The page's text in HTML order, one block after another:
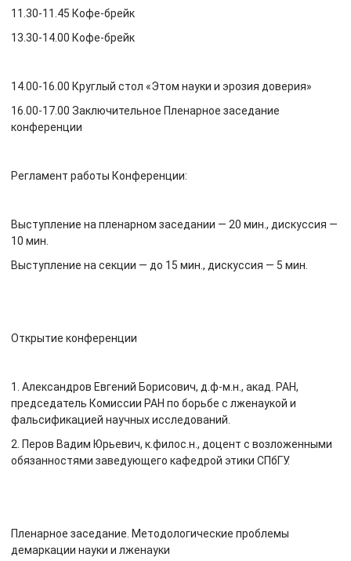
11.30-11.45 Кофе-брейк
13.30-14.00 Кофе-брейк
14.00-16.00 Круглый стол «Этом науки и эрозия доверия»
16.00-17.00 Заключительное Пленарное заседание
конференции
Регламент работы Конференции:
Выступление на пленарном заседании — 20 мин., дискуссия —
10 мин.
Выступление на секции — до 15 мин., дискуссия — 5 мин.
Открытие конференции
1. Александров Евгений Борисович, д.ф-м.н., акад. РАН,
председатель Комиссии РАН по борьбе с лженаукой и
фальсификацией научных исследований.
2. Перов Вадим Юрьевич, к.филос.н., доцент с возложенными
обязанностями заведующего кафедрой этики СПбГУ.
Пленарное заседание. Методологические проблемы
демаркации науки и лженауки